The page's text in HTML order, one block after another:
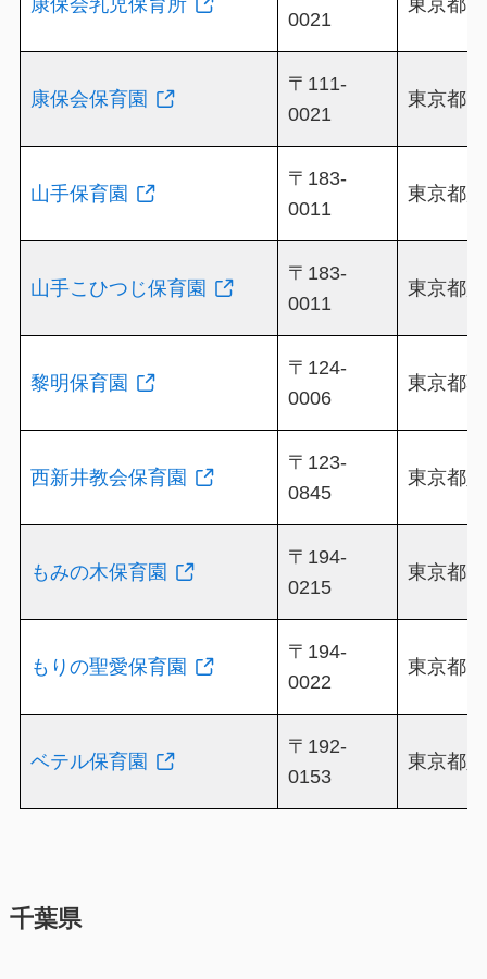
康保会乳児保育所
0021
東京都
康保会保育園
〒111-
0021
東京都
山手保育園
〒183-
0011
東京都
山手こひつじ保育園
〒183-
0011
東京都
黎明保育園
〒124-
0006
東京都
西新井教会保育園
〒123-
0845
東京都
もみの木保育園
〒194-
0215
東京都
もりの聖愛保育園
〒194-
0022
東京都
ベテル保育園
〒192-
0153
東京都
千葉県